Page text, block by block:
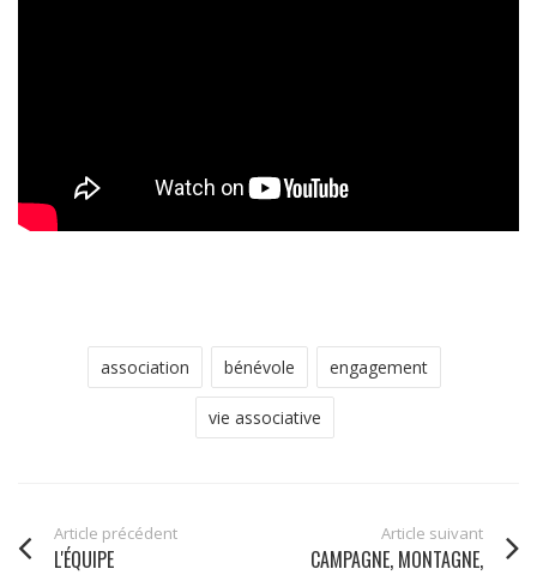
association bénévole engagement
vie associative
Article précédent
L'ÉQUIPE
Article suivant
CAMPAGNE, MONTAGNE,